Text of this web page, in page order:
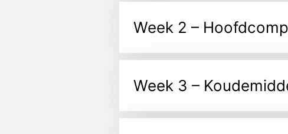
Week 2 –
Week 3 –